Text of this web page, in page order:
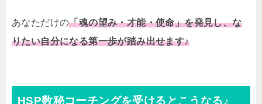
あなただけの「魂の望み・才能・使命」を発見し、な
りたい自分になる第一歩が踏み出せます♪
HSP数秘コーチングを受けるとこうなる♪